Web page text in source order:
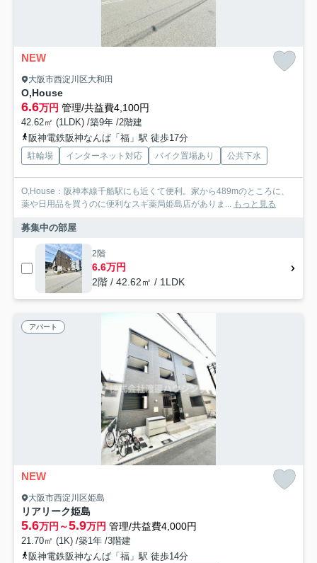
NEW
大阪市西淀川区大和田
O,House
6.6万円 管理/共益費4,100円
42.62㎡ (1LDK) /築9年 /2階建
阪神電鉄阪神なんば「福」駅 徒歩17分
駐輪場 インターネット対応 バイク置場あり 公共下水
O,House：阪神本線千船駅にも近くて便利。家から489mのところに、
薬や日用品を買うのに便利なスギ薬局姫島店がありま... もっと見る
募集中の部屋
2階
6.6万円
2階 / 42.62㎡ / 1LDK
アパート
NEW
大阪市西淀川区姫島
リアリーク姫島
5.6万円～5.9万円 管理/共益費4,000円
21.70㎡ (1K) /築1年 /3階建
阪神電鉄阪神なんば「福」駅 徒歩14分